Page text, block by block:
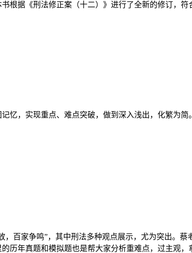
根据《刑法修正案（十二）》进行了全新的修订，符
忆，实现重点、难点突破，做到深入浅出，化繁为简。
百家争鸣”，其中刑法多种观点展示，尤为突出。
年真题和模拟题也是帮大家分析重难点，过主观，